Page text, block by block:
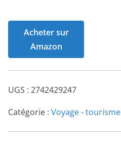
Acheter sur
Amazon
UGS : 2742429247
Catégorie : Voyage - tourisme